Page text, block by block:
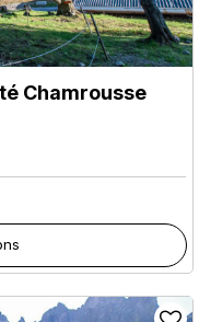
Chamrousse